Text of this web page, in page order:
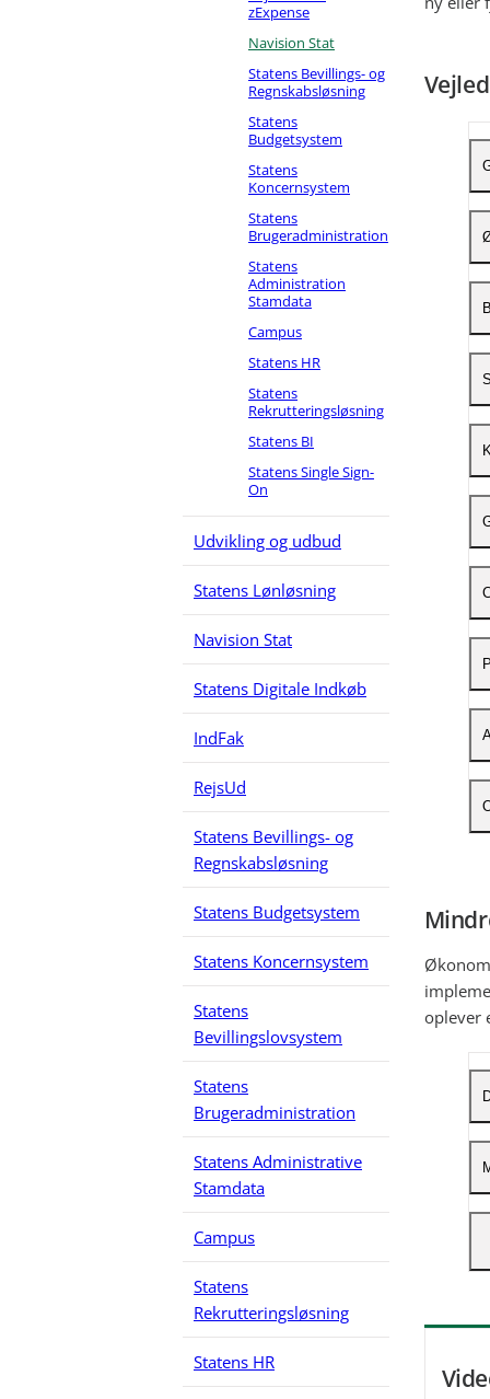
zExpense
Navision Stat
Statens Bevillings- og
Regnskabsløsning
Statens
Budgetsystem
Statens
Koncernsystem
Statens
Brugeradministration
Statens
Administration
Stamdata
Campus
Statens HR
Statens
Rekrutteringsløsning
Statens BI
Statens Single Sign-
On
Udvikling og udbud
Statens Lønløsning
Navision Stat
Statens Digitale Indkøb
IndFak
RejsUd
Statens Bevillings- og
Regnskabsløsning
Statens Budgetsystem
Statens Koncernsystem
Statens
Bevillingslovsystem
Statens
Brugeradministration
Statens Administrative
Stamdata
Campus
Statens
Rekrutteringsløsning
Statens HR
oplever